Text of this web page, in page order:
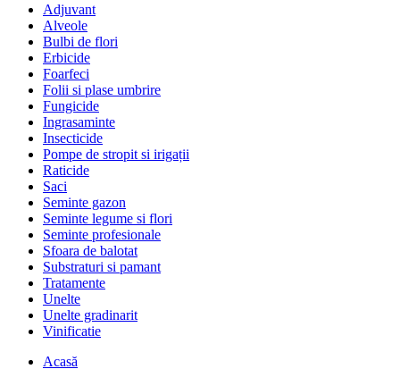
Adjuvant
Alveole
Bulbi de flori
Erbicide
Foarfeci
Folii si plase umbrire
Fungicide
Ingrasaminte
Insecticide
Pompe de stropit si irigații
Raticide
Saci
Seminte gazon
Seminte legume si flori
Seminte profesionale
Sfoara de balotat
Substraturi si pamant
Tratamente
Unelte
Unelte gradinarit
Vinificatie
Acasă